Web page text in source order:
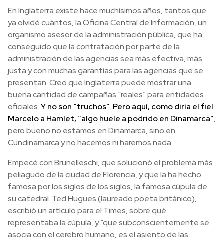
En Inglaterra existe hace muchísimos años, tantos que
ya olvidé cuántos, la Oficina Central de Información, un
organismo asesor de la administración pública, que ha
conseguido que la contratación por parte de la
administración de las agencias sea más efectiva, más
justa y con muchas garantías para las agencias que se
presentan. Creo que Inglaterra puede mostrar una
buena cantidad de campañas “reales” para entidades
oficiales.Y no son “truchos”. Pero aquí, como diría el fiel
Marcelo a Hamlet, “algo huele a podrido en Dinamarca”,
pero bueno no estamos en Dinamarca, sino en
Cundinamarca y no hacemos ni haremos nada.
Empecé con Brunelleschi, que solucionó el problema más
peliagudo de la ciudad de Florencia, y que la ha hecho
famosa por los siglos de los siglos, la famosa cúpula de
su catedral. Ted Hugues (laureado poeta británico),
escribió un artículo para el Times, sobre qué
representaba la cúpula, y “que subconscientemente se
asocia con el cerebro humano, es el asiento de las